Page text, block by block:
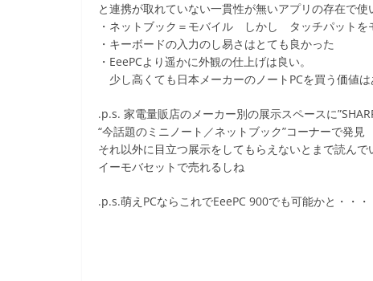
と連携が取れていない一貫性が無いアプリの存在で
・ネットブック＝モバイル しかし タッチパットを
・キーボードの入力のし易さはとても良かった
・EeePCより遥かに外観の仕上げは良い。
少し高くても日本メーカーのノートPCを買う価値は
.p.s. 家電量販店のメーカー別の展示スペースに
“今話題のミニノート／ネットブック”コーナーで発見
それ以外に目立つ展示をしてもらえないとまで読んで
イーモバセットで売れるしね
.p.s.萌えPCならこれでEeePC 900でも可能かと・・・